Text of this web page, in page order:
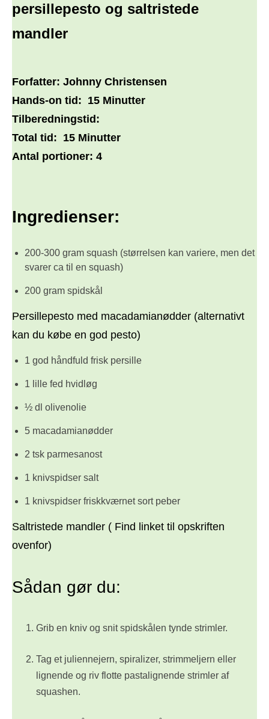
persillepesto og saltristede
mandler
Forfatter: Johnny Christensen
Hands-on tid: 15 Minutter
Tilberedningstid:
Total tid: 15 Minutter
Antal portioner: 4
Ingredienser:
200-300 gram squash (størrelsen kan variere, men det
svarer ca til en squash)
200 gram spidskål
Persillepesto med macadamianødder (alternativt
kan du købe en god pesto)
1 god håndfuld frisk persille
1 lille fed hvidløg
½ dl olivenolie
5 macadamianødder
2 tsk parmesanost
1 knivspidser salt
1 knivspidser friskkværnet sort peber
Saltristede mandler ( Find linket til opskriften
ovenfor)
Sådan gør du:
Grib en kniv og snit spidskålen tynde strimler.
Tag et juliennejern, spiralizer, strimmeljern eller
lignende og riv flotte pastalignende strimler af
squashen.